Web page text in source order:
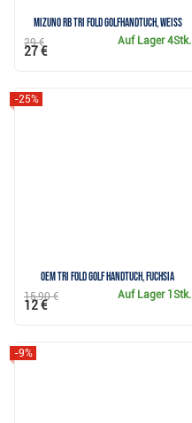
Mizuno RB Tri Fold Golfhandtuch, weiss
Auf Lager4Stk.
29 €
27 €
OEM Tri Fold Golf Handtuch, Fuchsia
-25%
Auf Lager 1Stk.
15,90 €
12 €
-9%